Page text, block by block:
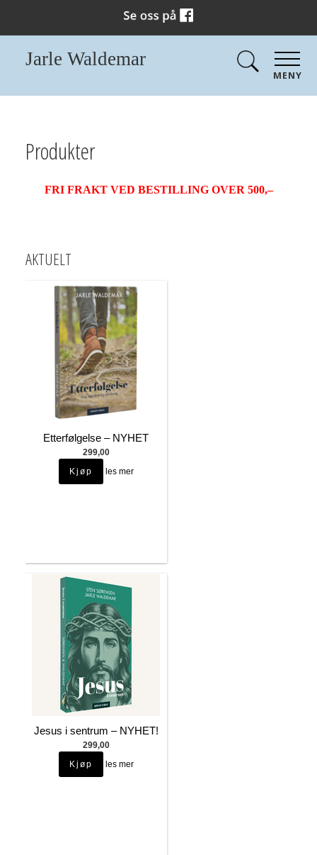
Jarle Waldemar
MENY
Produkter
FRI FRAKT VED BESTILLING OVER 500,–
AKTUELT
Etterfølgelse – NYHET
299,00
les mer
Jesus i sentrum – NYHET!
299,00
les mer